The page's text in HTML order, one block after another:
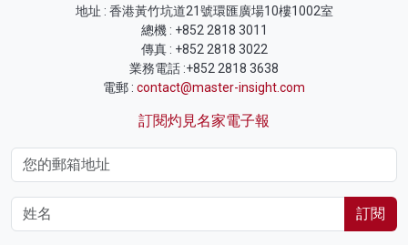
地址 : 香港黃竹坑道21號環匯廣場10樓1002室
總機 : +852 2818 3011
傳真 : +852 2818 3022
業務電話 :+852 2818 3638
電郵 : contact@master-insight.com
訂閱灼見名家電子報
訂閱